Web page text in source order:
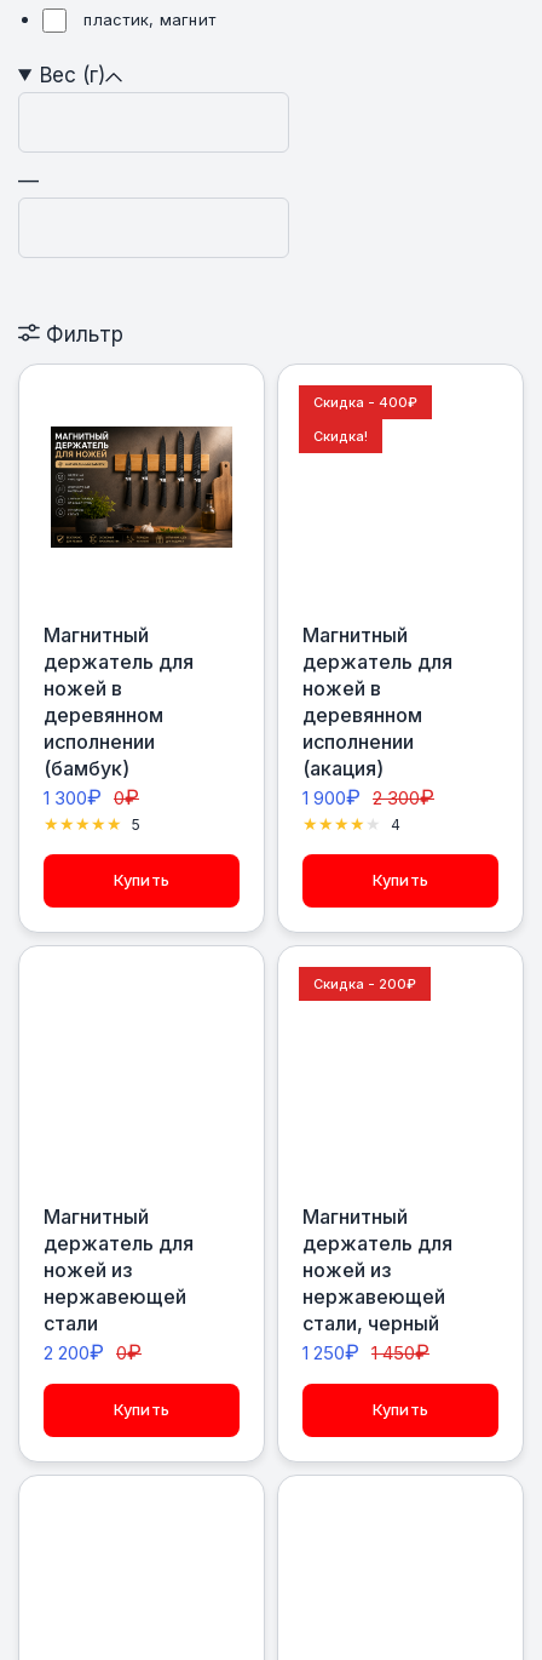
пластик, магнит
Вес (г)
—
Фильтр
Магнитный
держатель для
ножей в
деревянном
исполнении
(бамбук)
1 300₽ 0₽
5
Купить
Скидка - 400₽
Скидка!
Магнитный
держатель для
ножей в
деревянном
исполнении
(акация)
1 900₽ 2 300₽
4
Купить
Магнитный
держатель для
ножей из
нержавеющей
стали
2 200₽ 0₽
Купить
Скидка - 200₽
Магнитный
держатель для
ножей из
нержавеющей
стали, черный
1 250₽ 1 450₽
Купить